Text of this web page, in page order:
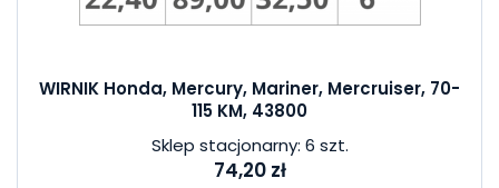
WIRNIK Honda, Mercury, Mariner, Mercruiser, 70-
115 KM, 43800
Sklep stacjonarny: 6 szt.
74,20 zł